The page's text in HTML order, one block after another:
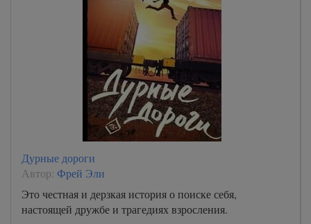
Дурные дороги
Автор: Фрей Эли
Это честная и дерзкая история о поиске себя,
настоящей дружбе и трагедиях взросления.